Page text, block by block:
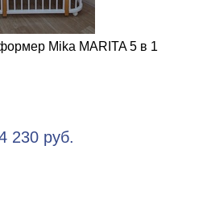
Mika MARITA 5 в 1
230 руб.